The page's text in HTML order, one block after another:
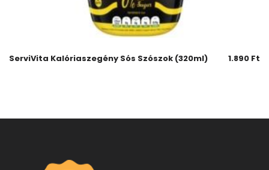
ServiVita Kalóriaszegény Sós Szószok (320ml) 1.890 Ft